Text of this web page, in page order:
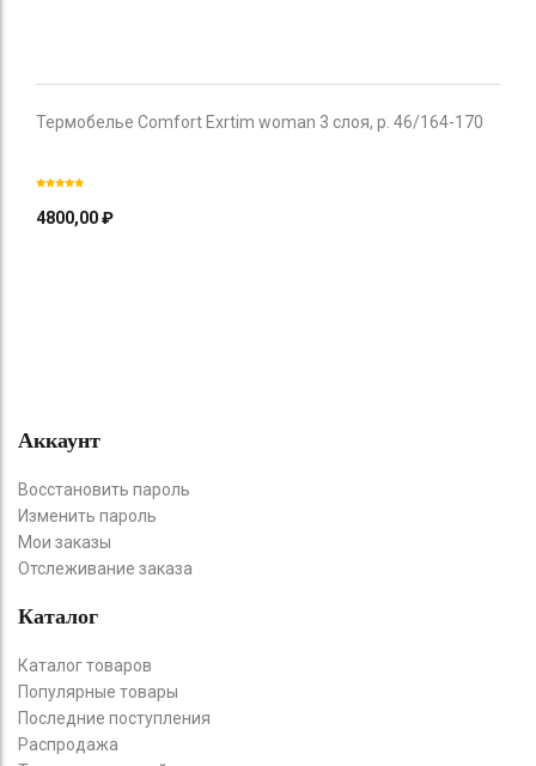
Термобелье Comfort Exrtim woman 3 слоя, р. 46/164-170
4800,00₽
Аккаунт
Восстановить пароль
Изменить пароль
Мои заказы
Отслеживание заказа
Каталог
Каталог товаров
Популярные товары
Последние поступления
Распродажа